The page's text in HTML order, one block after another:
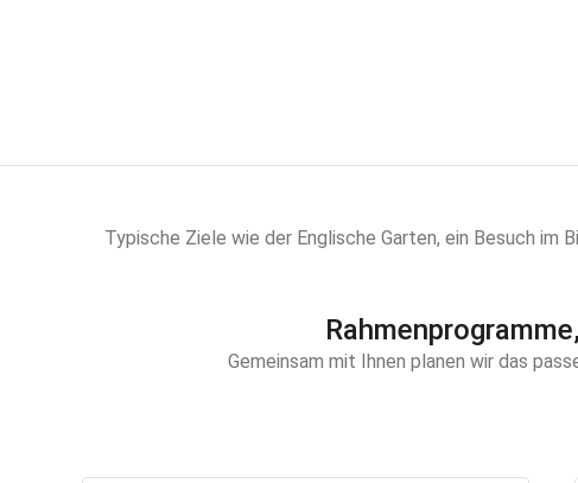
Typische Ziele wie der Englische Garten, ein Besuch im
Gemeinsam mit Ihnen planen wir das